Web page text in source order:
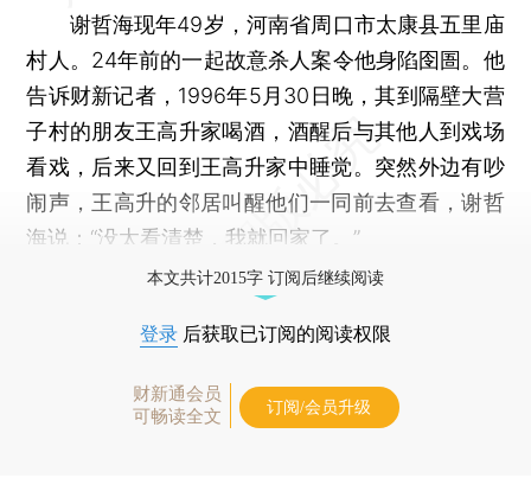
谢哲海现年49岁，河南省周口市太康县五里庙
村人。24年前的一起故意杀人案令他身陷囹圄。他
告诉财新记者，1996年5月30日晚，其到隔壁大营
子村的朋友王高升家喝酒，酒醒后与其他人到戏场
看戏，后来又回到王高升家中睡觉。突然外边有吵
闹声，王高升的邻居叫醒他们一同前去查看，谢哲
海说：“没太看清楚，我就回家了。”
本文共计2015字 订阅后继续阅读
登录 后获取已订阅的阅读权限
财新通会员
可畅读全文
订阅/会员升级